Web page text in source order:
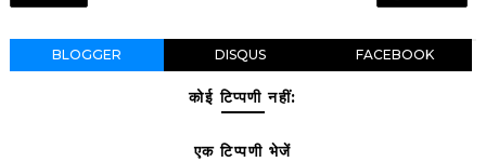
BLOGGER DISQUS FACEBOOK
कोई टिप्पणी नहीं:
एक टिप्पणी भेजें